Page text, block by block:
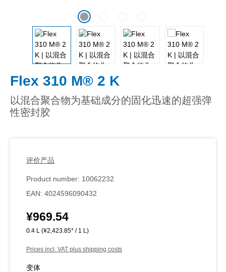
Flex 310 M® 2 K
以混合聚合物为基础成分的固化迅速的超强弹
性密封胶
评价产品
Product number: 10062232
EAN: 4024596090432
Regular price:
¥969.54
0.4 L (¥2,423.85* / 1 L)
Prices incl. VAT plus shipping costs
变体